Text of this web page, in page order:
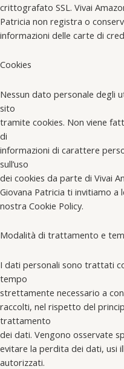
crittografato SSL. Vivai
Patricia non registra o
informazioni delle carte di
Cookies
Nessun dato personale degli
sito
tramite cookies. Non viene
di
informazioni di carattere
sull’uso
dei cookies da parte di Vivai
Giovana Patricia ti invitiamo a
nostra Cookie Policy.
Modalità di trattamento e
I dati personali sono trattati
tempo
strettamente necessario a
raccolti, nel rispetto del
trattamento
dei dati. Vengono osservate
evitare la perdita dei dati, usi
autorizzati.